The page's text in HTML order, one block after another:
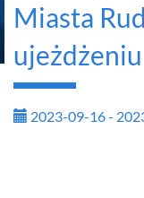
Miasta
ujeżdżeniu
2023-09-16 -